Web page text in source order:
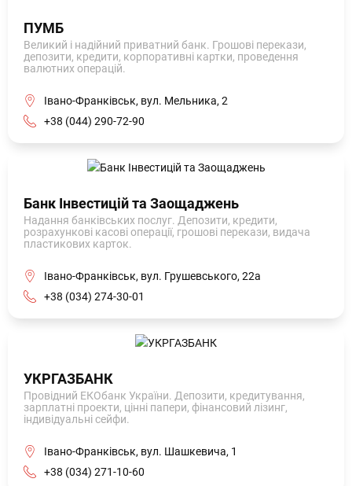
ПУМБ
Великий і надійний приватний банк. Грошові перекази,
депозити, кредити, корпоративні картки, проведення
валютних операцій.
Івано-Франківськ, вул. Мельника, 2
+38 (044) 290-72-90
Банк Інвестицій та Заощаджень
Надання банківських послуг. Депозити, кредити,
розрахункові касові операції, грошові перекази, видача
пластикових карток.
Івано-Франківськ, вул. Грушевського, 22а
+38 (034) 274-30-01
УКРГАЗБАНК
Провідний ЕКОбанк України. Депозити, кредитування,
зарплатні проекти, цінні папери, фінансовий лізинг,
індивідуальні сейфи.
Івано-Франківськ, вул. Шашкевича, 1
+38 (034) 271-10-60